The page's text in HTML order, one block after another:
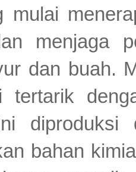
mulai
menjaga
dan buah.
tertarik
bahan